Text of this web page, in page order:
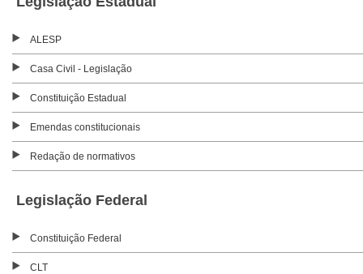
ALESP
Casa Civil - Legislação
Constituição Estadual
Emendas constitucionais
Redação de normativos
Legislação Federal
Constituição Federal
CLT